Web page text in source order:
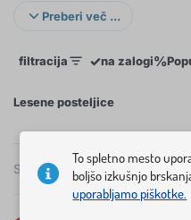
ponudbi so posteljice v
narejene predvsem iz
rokovanje.
Preberi več ...
filtracija ✓na zalogi%
FILTRACIJA ×
Lesene posteljice
Skupaj12 Izdelkov
To spletno mesto
boljšo izkušnjo
uporabljamo piškotke.